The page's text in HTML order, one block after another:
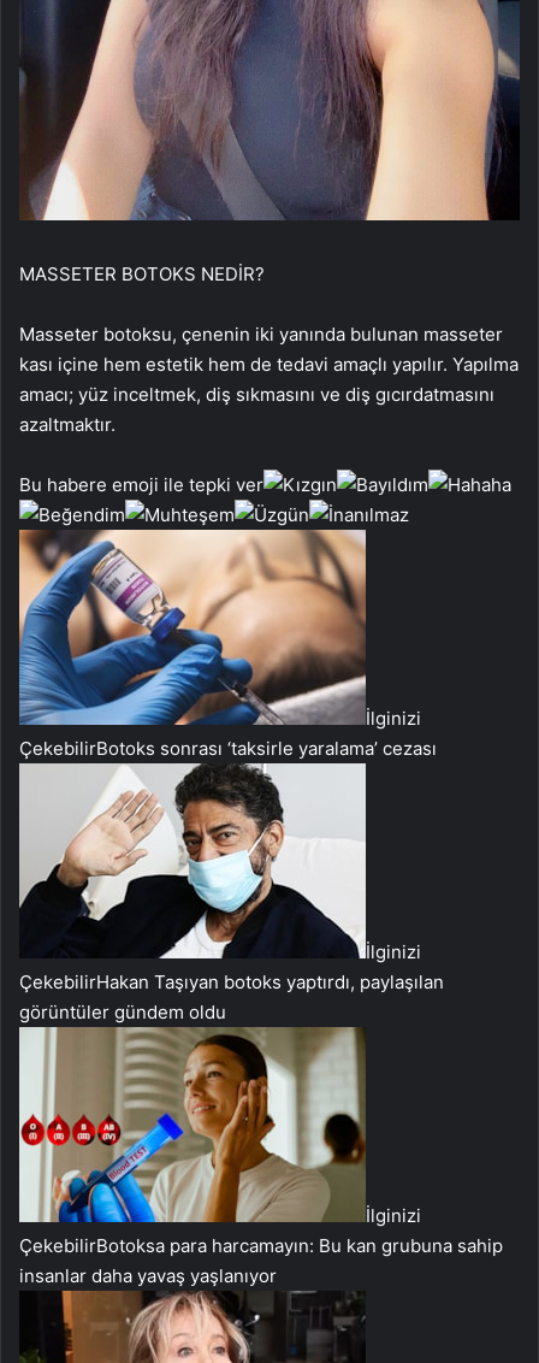
MASSETER BOTOKS NEDİR?
Masseter botoksu, çenenin iki yanında bulunan masseter
kası içine hem estetik hem de tedavi amaçlı yapılır. Yapılma
amacı; yüz inceltmek, diş sıkmasını ve diş gıcırdatmasını
azaltmaktır.
Bu habere emoji ile tepki ver
İlginizi
ÇekebilirBotoks sonrası ‘taksirle yaralama’ cezası
İlginizi
ÇekebilirHakan Taşıyan botoks yaptırdı, paylaşılan
görüntüler gündem oldu
İlginizi
ÇekebilirBotoksa para harcamayın: Bu kan grubuna sahip
insanlar daha yavaş yaşlanıyor